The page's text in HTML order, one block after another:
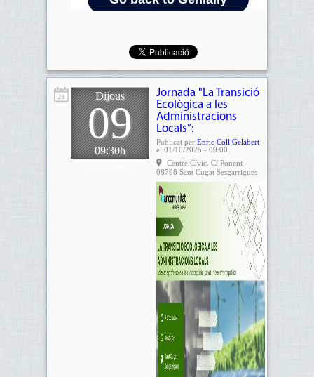
Dijous
09
09:30h
Jornada "La Transició
Ecològica a les
Administracions
Locals”:
Publicat per Enric Coll Gelabert
el 01/10/2025 - 09:00
Centre Cívic. C/ Ponent -
08798 Sant Cugat Sesgarrigues